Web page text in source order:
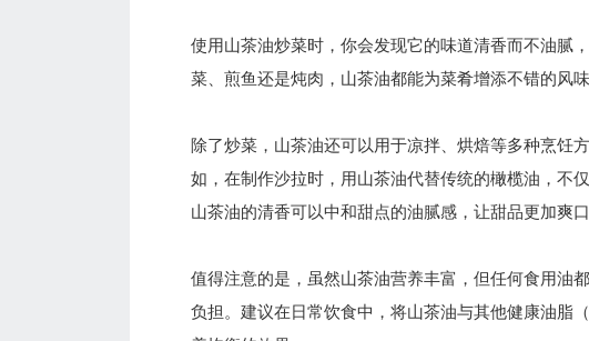
使用山茶油炒菜时，你会发现它的味道清香而不油腻
菜、煎鱼还是炖肉，山茶油都能为菜肴增添不错的风
除了炒菜，山茶油还可以用于凉拌、烘焙等多种烹饪
如，在制作沙拉时，用山茶油代替传统的橄榄油，不
山茶油的清香可以中和甜点的油腻感，让甜品更加爽口
值得注意的是，虽然山茶油营养丰富，但任何食用油
负担。建议在日常饮食中，将山茶油与其他健康油脂